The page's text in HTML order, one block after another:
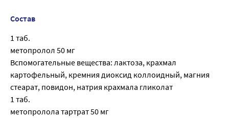
Состав
1 таб.
метопролол 50 мг
Вспомогательные вещества: лактоза, крахмал
картофельный, кремния диоксид коллоидный, магния
стеарат, повидон, натрия крахмала гликолат
1 таб.
метопролола тартрат 50 мг